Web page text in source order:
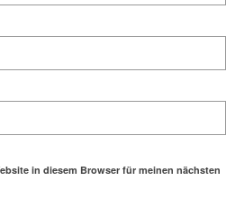
in diesem Browser für meinen nächsten